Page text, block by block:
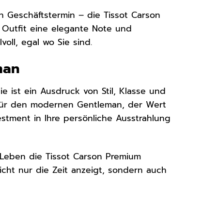
– die Tissot Carson
eine elegante Note und
egal wo Sie sind.
ist ein Ausdruck von Stil, Klasse und
den modernen Gentleman, der Wert
in Ihre persönliche Ausstrahlung
die Tissot Carson Premium
nur die Zeit anzeigt, sondern auch